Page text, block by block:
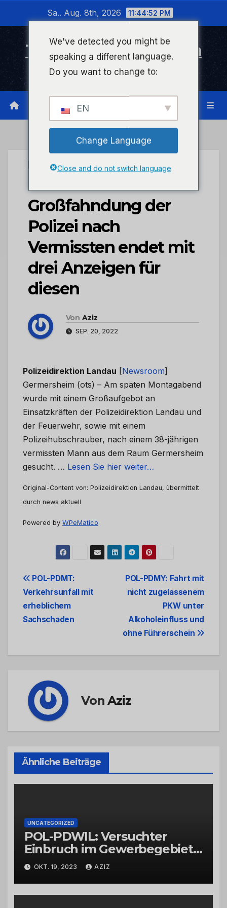
wechseln
Sa.. Aug. 8th, 2026 11:44:52 PM
Timeline Bad Kreuznach
Infonetzwerk für Bad Kreuznach
UNCATEGORIZED
POL-PDLD:
Großfahndung der
Polizei nach
Vermissten endet mit
drei Anzeigen für
diesen
Von Aziz
SEP. 20, 2022
Polizeidirektion Landau [Newsroom]
Germersheim (ots) – Am späten Montagabend
wurde mit einem Großaufgebot an
Einsatzkräften der Polizeidirektion Landau und
der Feuerwehr, sowie mit einem
Polizeihubschrauber, nach einem 38-jährigen
vermissten Mann aus dem Raum Germersheim
gesucht. … Lesen Sie hier weiter…
Original-Content von: Polizeidirektion Landau, übermittelt
durch news aktuell
Powered by WPeMatico
Beitrags-
Navigation
POL-PDMY: Fahrt mit
nicht zugelassenem
PKW unter
Alkoholeinfluss und
ohne Führerschein
POL-PDMT:
Verkehrsunfall mit
erheblichem
Sachschaden
VonAziz
Ähnliche Beiträge
UNCATEGORIZED
POL-PDWIL: Versuchter
Einbruch im Gewerbegebiet
Wittlich
OKT. 19, 2023 AZIZ
We've detected you might be
speaking a different language.
Do you want to change to:
EN
Change Language
Close and do not switch language